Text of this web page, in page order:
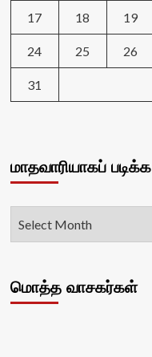
17 18 19
24 25 26
31
மாதவாரியாகப் படிக்க
மொத்த வாசகர்கள்